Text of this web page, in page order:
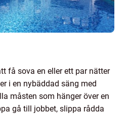
få sova en eller ett par nätter
i en nybäddad säng med
måsten som hänger över en
gå till jobbet, slippa rådda